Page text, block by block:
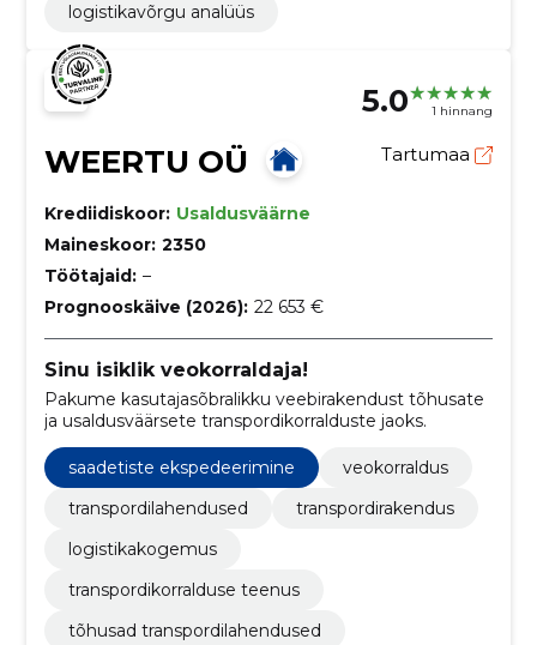
logistikavõrgu analüüs
5.0 1 hinnang
WEERTU OÜ Tartumaa
Krediidiskoor: Usaldusväärne
Maineskoor: 2350
Töötajaid: –
Prognooskäive (2026): 22 653 €
Sinu isiklik veokorraldaja!
Pakume kasutajasõbralikku veebirakendust tõhusate
ja usaldusväärsete transpordikorralduste jaoks.
saadetiste ekspedeerimine
veokorraldus
transpordilahendused
transpordirakendus
logistikakogemus
transpordikorralduse teenus
tõhusad transpordilahendused